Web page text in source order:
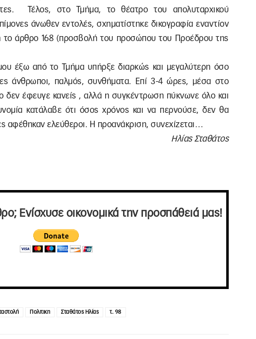
Τέλος, στο Τμήμα, το θέατρο του απολυταρχικού
άνωθεν εντολές, σχηματίστηκε δικογραφία εναντίον
άρθρο 168 (προσβολή του προσώπου του Προέδρου της
έξω από το Τμήμα υπήρξε διαρκώς και μεγαλύτερη όσο
άνθρωποι, παλμός, συνθήματα. Επί 3-4 ώρες, μέσα στο
δεν έφευγε κανείς , αλλά η συγκέντρωση πύκνωνε όλο και
κατάλαβε ότι όσος χρόνος και να περνούσε, δεν θα
αφέθηκαν ελεύθεροι. Η προανάκριση, συνεχίζεται…
Ηλίας Σταθάτος
Ενίσχυσε οικονομικά την προσπάθειά μας!
Πολιτικη Σταθάτος Ηλίας τ. 98